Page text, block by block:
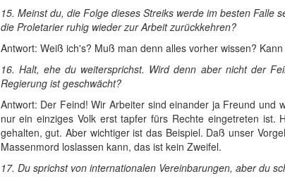
15. Meinst du, die Folge dieses Streiks werde im besten
die Proletarier ruhig wieder zur Arbeit zurückkehren?
Antwort: Weiß ich's? Muß man denn alles vorher wissen?
16. Halt, ehe du weitersprichst. Wird denn aber nicht der
Regierung ist geschwächt?
Antwort: Der Feind! Wir Arbeiter sind einander ja Freund und
nur ein einziges Volk erst tapfer fürs Rechte eingetreten ist.
gehalten, gut. Aber wichtiger ist das Beispiel. Daß unser
Massenmord loslassen kann, das ist kein Zweifel.
17. Du sprichst von internationalen Vereinbarungen, aber du